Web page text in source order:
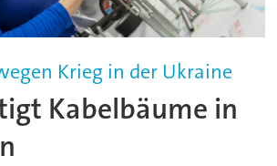
Krieg in der Ukraine
Kabelbäume in